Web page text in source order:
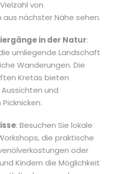
von
nächster Nähe sehen.
in der Natur:
umliegende Landschaft
Wanderungen. Die
Kretas bieten
und
: Besuchen Sie lokale
die praktische
oder
Kindern die Möglichkeit